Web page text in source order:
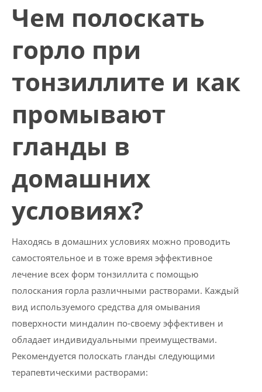
Чем полоскать
горло при
тонзиллите и как
промывают
гланды в
домашних
условиях?
Находясь в домашних условиях можно проводить
самостоятельное и в тоже время эффективное
лечение всех форм тонзиллита с помощью
полоскания горла различными растворами. Каждый
вид используемого средства для омывания
поверхности миндалин по-своему эффективен и
обладает индивидуальными преимуществами.
Рекомендуется полоскать гланды следующими
терапевтическими растворами: